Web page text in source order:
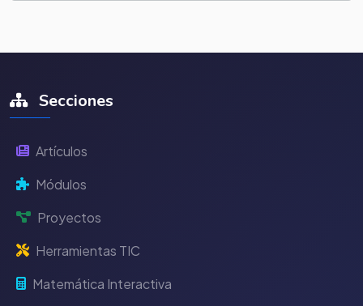
Secciones
Artículos
Módulos
Proyectos
Herramientas TIC
Matemática Interactiva